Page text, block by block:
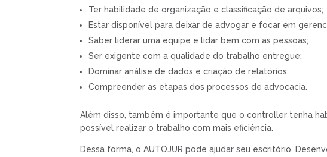
Ter habilidade de organização e classificação de arquivos;
Estar disponível para deixar de advogar e focar em
Saber liderar uma equipe e lidar bem com as pessoas;
Ser exigente com a qualidade do trabalho entregue;
Dominar análise de dados e criação de relatórios;
Compreender as etapas dos processos de advocacia.
Além disso, também é importante que o controller tenha
possível realizar o trabalho com mais eficiência.
Dessa forma, o AUTOJUR pode ajudar seu escritório.